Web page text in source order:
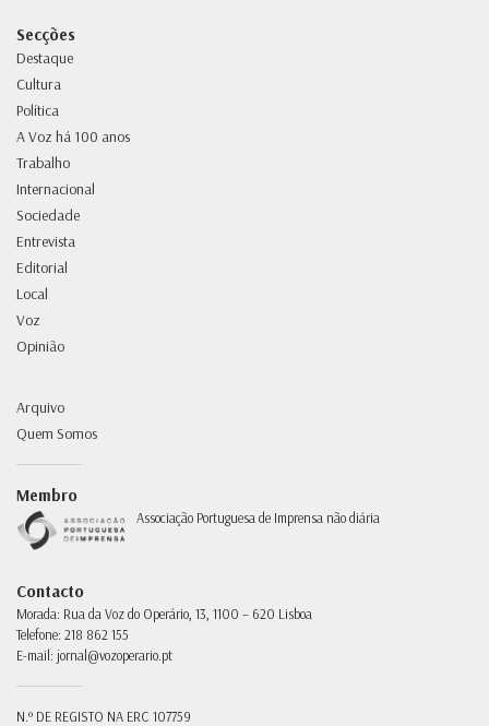
Secções
Destaque
Cultura
Política
A Voz há 100 anos
Trabalho
Internacional
Sociedade
Entrevista
Editorial
Local
Voz
Opinião
Arquivo
Quem Somos
Membro
Associação Portuguesa de Imprensa não diária
Contacto
Morada: Rua da Voz do Operário, 13, 1100 – 620 Lisboa
Telefone: 218 862 155
E-mail: jornal@vozoperario.pt
N.º DE REGISTO NA ERC 107759